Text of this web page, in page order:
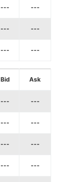
--- ---
--- ---
--- ---
Bid Ask
--- ---
--- ---
--- ---
--- ---